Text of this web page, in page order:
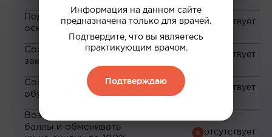
Подборка материалов на
основе ваших интересов
Сохранение материалов в
закладки
Сохранение прогресса по
обучению
Возможность зарабатывать
баллы и обменивать
Информация на данном сайте
предназначена только для врачей.
Подтвердите, что вы являетесь
практикующим врачом.
Подтверждаю